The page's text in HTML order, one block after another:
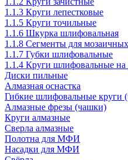
1.1.3 Круги лепестковые
1.1.5 Круги точильные
1.1.6 Шкурка шлифовальная
1.1.8 Сегменты для
1.1.7 Губки шлифовальные
1.1.4 Круги шлифовальные на
Диски пильные
Алмазная оснастка
Гибкие шлифовальные круги
Алмазные фрезы (чашки)
Круги алмазные
Сверла алмазные
Полотна для МФИ
Насадки для МФИ